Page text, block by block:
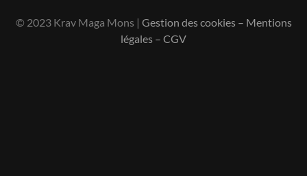
© 2023 Krav Maga Mons | Gestion des cookies– Mentions
légales – CGV